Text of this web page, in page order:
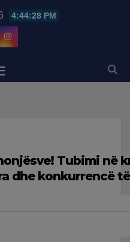
4:44:29 PM
Tubimi në
dhe konkurrencë